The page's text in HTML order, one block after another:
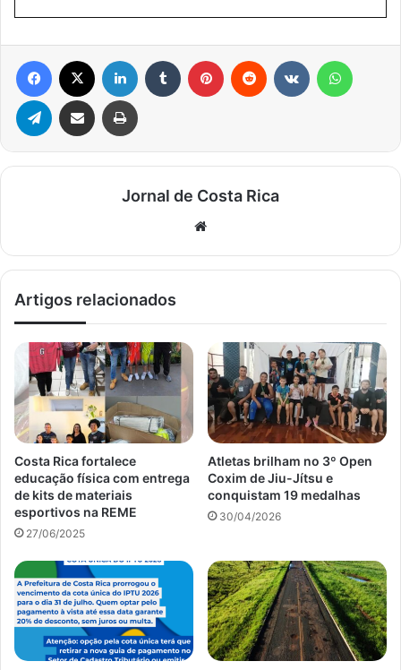
Facebook Linkedin Tumblr Pinterest Reddit
Telegram Compartilhar via e-mail Imprimir
Jornal de Costa Rica
Artigos relacionados
Costa Rica fortalece
educação física com entrega
de kits de materiais
esportivos na REME
27/06/2025
Atletas brilham no 3º Open
Coxim de Jiu-Jítsu e
conquistam 19 medalhas
30/04/2026